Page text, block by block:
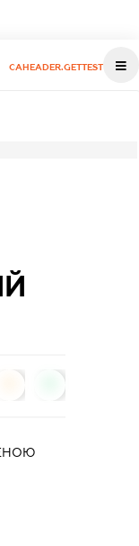
CAHEADER.GETTEST